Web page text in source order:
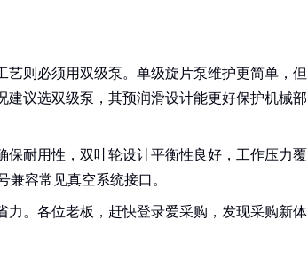
则必须用双级泵。单级旋片泵维护更简单，但
议选双级泵，其预润滑设计能更好保护机械部
保耐用性，双叶轮设计平衡性良好，工作压力覆
兼容常见真空系统接口。
。各位老板，赶快登录爱采购，发现采购新体